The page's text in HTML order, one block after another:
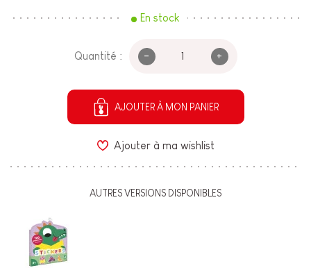
En stock
Quantité : - +
AJOUTER À MON PANIER
Ajouter à ma wishlist
AUTRES VERSIONS DISPONIBLES